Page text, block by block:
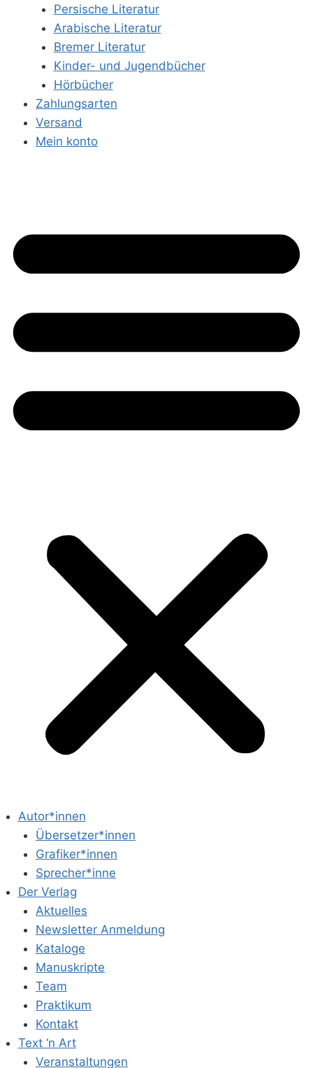
Persische Literatur
Arabische Literatur
Bremer Literatur
Kinder- und Jugendbücher
Hörbücher
Zahlungsarten
Versand
Mein konto
Autor*innen
Übersetzer*innen
Grafiker*innen
Sprecher*inne
Der Verlag
Aktuelles
Newsletter Anmeldung
Kataloge
Manuskripte
Team
Praktikum
Kontakt
Text ‘n Art
Veranstaltungen